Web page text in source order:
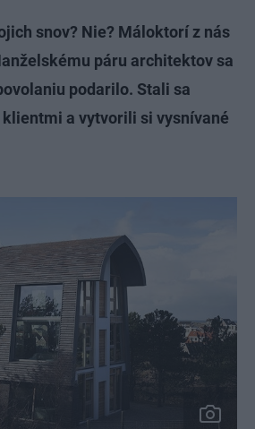
snov? Nie? Máloktorí z nás
páru architektov sa
podarilo. Stali sa
a vytvorili si vysnívané